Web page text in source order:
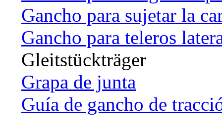
Gancho para sujetar la
Gancho para teleros
Gleitstückträger
Grapa de junta
Guía de gancho de